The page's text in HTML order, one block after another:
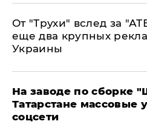
От "Трухи" вслед за
еще два крупных
Украины
На заводе по сборке
Татарстане массовые
соцсети